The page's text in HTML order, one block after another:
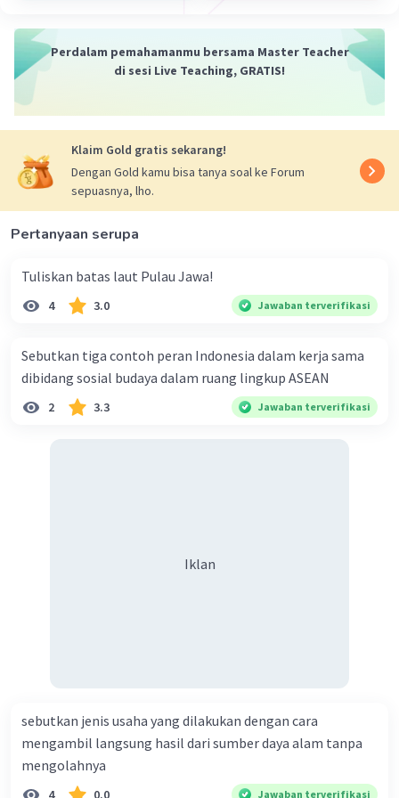
Iklan
batas wilayah benua Asia disebelah barat adalah
Beri Rating·0.0( 0) Balas
Perdalam pemahamanmu bersama Master Teacher
di sesi Live Teaching, GRATIS!
Klaim Gold gratis sekarang!
Dengan Gold kamu bisa tanya soal ke Forum
sepuasnya, lho.
Pertanyaan serupa
Tuliskan batas laut Pulau Jawa!
4 3.0 Jawaban terverifikasi
Sebutkan tiga contoh peran Indonesia dalam kerja sama
dibidang sosial budaya dalam ruang lingkup ASEAN
2 3.3 Jawaban terverifikasi
Iklan
sebutkan jenis usaha yang dilakukan dengan cara
mengambil langsung hasil dari sumber daya alam tanpa
mengolahnya
4 0.0 Jawaban terverifikasi